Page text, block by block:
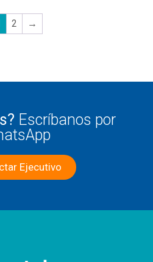
2 →
Escríbanos por
Ejecutivo